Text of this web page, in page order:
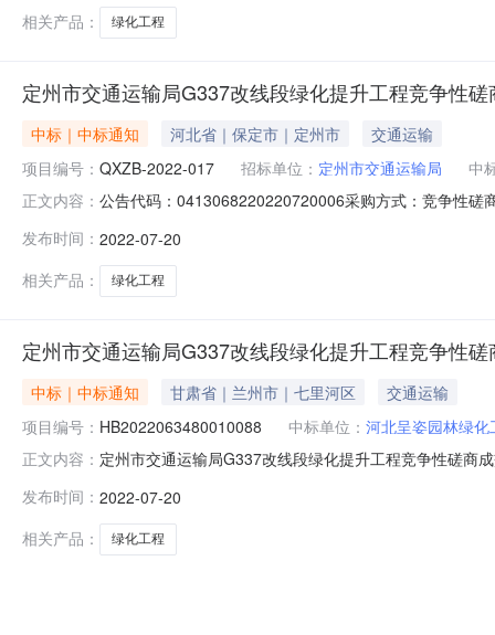
相关产品：
绿化工程
定州市交通运输局G337改线段绿化提升工程竞争性
中标｜中标通知 河北省｜保定市｜定州市
交通运输
项目编号： QXZB-2022-017 招标单位： 定州市交通运输局
中
正文内容： 公告代码：0413068220220720006采购方式：竞争性
07-20采购项目编号：QXZB-2022-017采购人名称：定
发布时间： 2022-07-20
相关产品：
绿化工程
定州市交通运输局G337改线段绿化提升工程竞争性
中标｜中标通知 甘肃省｜兰州市｜七里河区
交通运输
项目编号： HB2022063480010088 中标单位： 河北呈姿园林绿
正文内容： 定州市交通运输局G337改线段绿化提升工程竞争性磋商
945500下浮率：费率：单价：优惠率：1%优惠价/入围
发布时间： 2022-07-20
相关产品：
绿化工程